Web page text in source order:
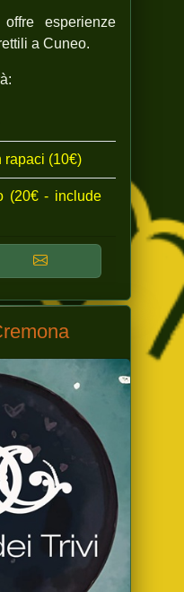
esperienze
a Cuneo.
rapaci (10€)
(20€ - include